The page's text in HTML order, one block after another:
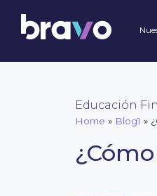
Educación
Home » Blog1 »